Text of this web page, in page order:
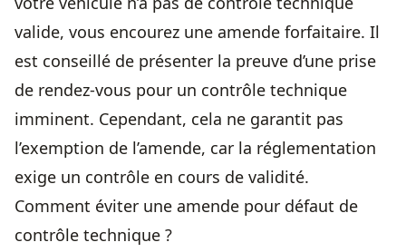
valide, vous encourez une amende forfaitaire. Il
est conseillé de présenter la preuve d’une prise
de rendez-vous pour un contrôle technique
imminent. Cependant, cela ne garantit pas
l’exemption de l’amende, car la réglementation
exige un contrôle en cours de validité.
Comment éviter une amende pour défaut de
contrôle technique ?